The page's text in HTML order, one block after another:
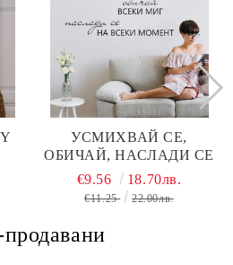
УСМИХВАЙ СЕ,
ОБИЧАЙ, НАСЛАДИ СЕ
€9.56 18.70лв.
€11.25 22.00лв.